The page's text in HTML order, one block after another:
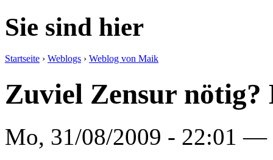
Sie sind hier
Startseite › Weblogs › Weblog von Maik
Zuviel Zensur
Mo, 31/08/2009 - 22:01 —